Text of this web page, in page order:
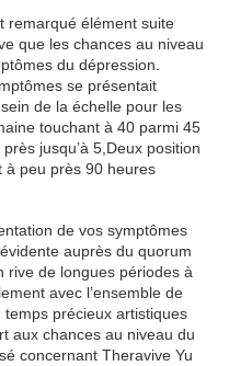
remarqué élément suite
que les chances au niveau
du dépression.
se présentait
de la échelle pour les
touchant à 40 parmi 45
jusqu’à 5,Deux position
à peu près 90 heures
de vos symptômes
auprès du quorum
rive de longues périodes à
avec l’ensemble de
précieux artistiques
aux chances au niveau du
concernant Theravive Yu